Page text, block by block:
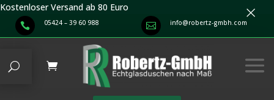
Kostenloser Versand ab 80 Euro ×
 05424 – 39 60 988  info@robertz-gmbh.com